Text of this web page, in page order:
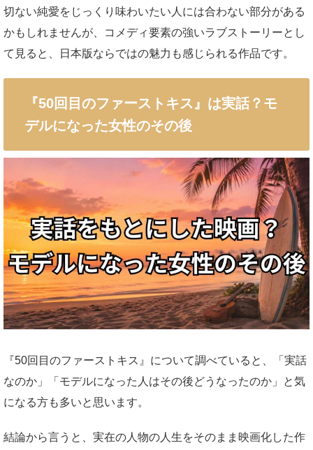
切ない純愛をじっくり味わいたい人には合わない部分がある
かもしれませんが、コメディ要素の強いラブストーリーとし
て見ると、日本版ならではの魅力も感じられる作品です。
『50回目のファーストキス』は実話？モ
デルになった女性のその後
『50回目のファーストキス』について調べていると、「実話
なのか」「モデルになった人はその後どうなったのか」と気
になる方も多いと思います。
結論から言うと、実在の人物の人生をそのまま映画化した作